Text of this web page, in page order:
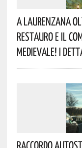
A Laurenzana
Restauro E Il
Medievale! I
Raccordo